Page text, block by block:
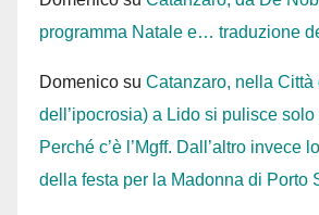
programma Natale e… traduzione
Domenico su Catanzaro, nella Città
dell’ipocrosia) a Lido si pulisce solo
Perché c’è l’Mgff. Dall’altro invece
della festa per la Madonna di Porto